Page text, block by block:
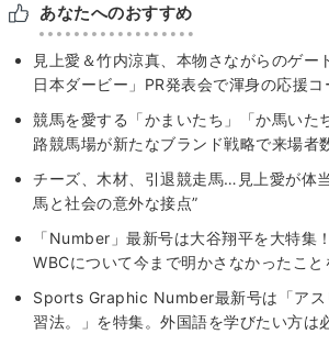
あなたへのおすすめ
見上愛＆竹内涼真、本物さながらのゲー
日本ダービー」PR発表会で渾身の応援コ
競馬を愛する「かまいたち」「か馬いた
路競馬場が新たなブランド戦略で来場者
チーズ、木材、引退競走馬…見上愛が体
馬と社会の意外な接点”
「Number」最新号は大谷翔平を大特集
WBCについて今まで明かさなかったこと
Sports Graphic Number最新号は「アス
習法。」を特集。外国語を学びたい方は